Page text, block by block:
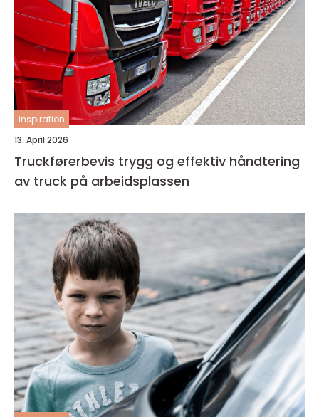
inspiration
13. April 2026
Truckførerbevis trygg og effektiv håndtering
av truck på arbeidsplassen